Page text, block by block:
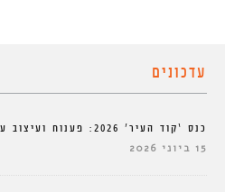
עדכונים
כנס ‘קוד העיר’ 2026: פענוח ועיצוב עיר המחר
15 ביוני 2026